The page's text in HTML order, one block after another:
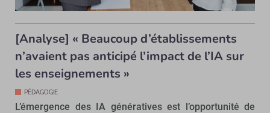
[Analyse] « Beaucoup d’établissements
n’avaient pas anticipé l’impact de l’IA sur
les enseignements »
PÉDAGOGIE
L’émergence des IA génératives est l’opportunité de